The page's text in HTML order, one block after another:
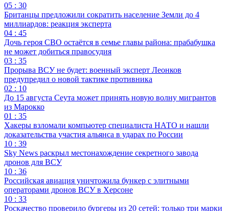
05 : 30
Британцы предложили сократить население Земли до 4
миллиардов: реакция эксперта
04 : 45
Дочь героя СВО остаётся в семье главы района: прабабушка
не может добиться правосудия
03 : 35
Прорыва ВСУ не будет: военный эксперт Леонков
предупредил о новой тактике противника
02 : 10
До 15 августа Сеута может принять новую волну мигрантов
из Марокко
01 : 35
Хакеры взломали компьютер специалиста НАТО и нашли
доказательства участия альянса в ударах по России
10 : 39
Sky News раскрыл местонахождение секретного завода
дронов для ВСУ
10 : 36
Российская авиация уничтожила бункер с элитными
операторами дронов ВСУ в Херсоне
10 : 33
Роскачество проверило бургеры из 20 сетей: только три марки